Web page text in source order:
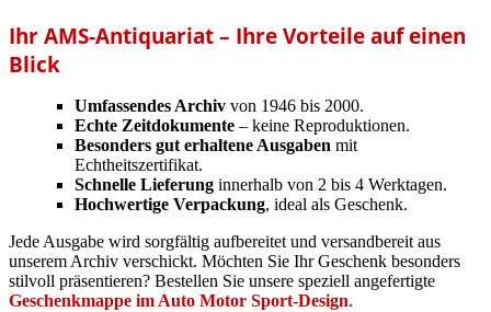
Ihr AMS-Antiquariat – Ihre Vorteile auf einen
Blick
Umfassendes Archiv von 1946 bis 2000.
Echte Zeitdokumente – keine Reproduktionen.
Besonders gut erhaltene Ausgaben mit
Echtheitszertifikat.
Schnelle Lieferung innerhalb von 2 bis 4 Werktagen.
Hochwertige Verpackung, ideal als Geschenk.
Jede Ausgabe wird sorgfältig aufbereitet und versandbereit aus
unserem Archiv verschickt. Möchten Sie Ihr Geschenk besonders
stilvoll präsentieren? Bestellen Sie unsere speziell angefertigte
Geschenkmappe im Auto Motor Sport-Design.